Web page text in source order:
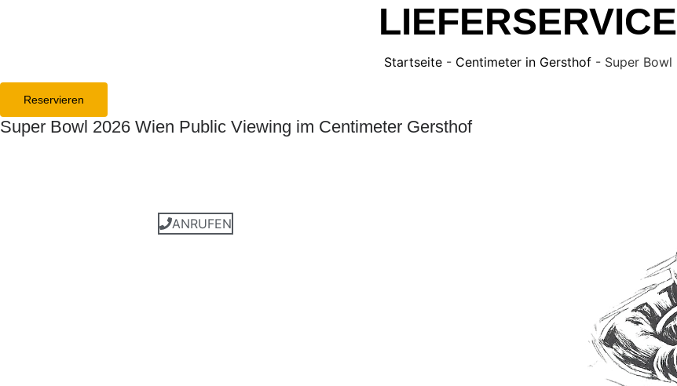
LIEFERSERVICE
Startseite- Centimeter in Gersthof- Super Bowl
Reservieren
Super Bowl 2026 Wien Public Viewing im Centimeter Gersthof
ANRUFEN